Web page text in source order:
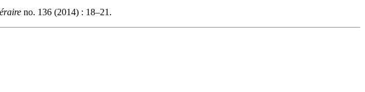
no. 136 (2014) : 18–21.